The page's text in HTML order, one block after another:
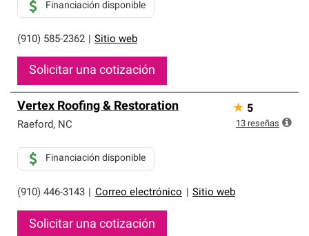
(910) 585-2362 Sitio web
Financiación disponible
Solicitar una cotización
Vertex Roofing & Restoration
Raeford, NC
(910) 446-3143 Correo electrónico Sitio web
Financiación disponible
Solicitar una cotización
★ 5
13 reseñas